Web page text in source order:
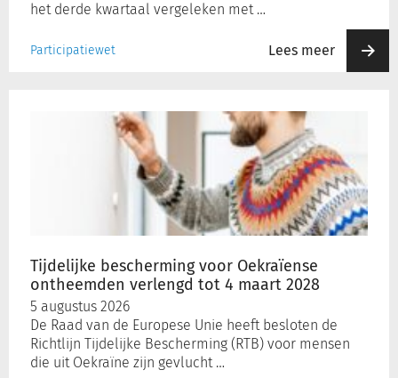
het derde kwartaal vergeleken met …
Participatiewet Lees meer
Tijdelijke bescherming voor Oekraïense
ontheemden verlengd tot 4 maart 2028
5 augustus 2026
De Raad van de Europese Unie heeft besloten de
Richtlijn Tijdelijke Bescherming (RTB) voor mensen
die uit Oekraïne zijn gevlucht …
maart
2028